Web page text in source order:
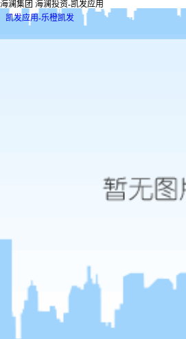
海澜集团 海澜投资-凯发应用
凯发应用-乐橙凯发